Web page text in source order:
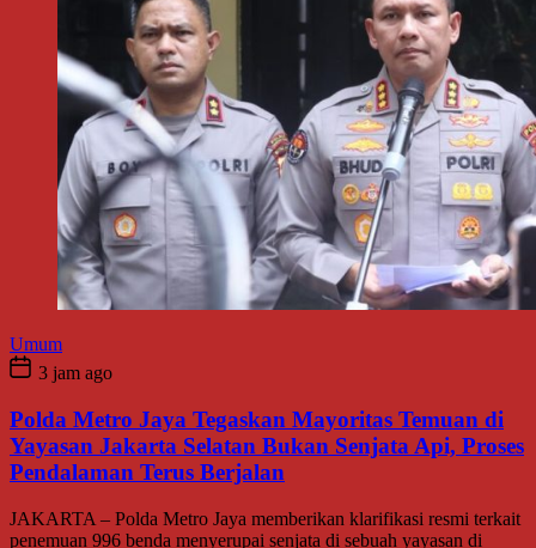
Umum
3 jam ago
Polda Metro Jaya Tegaskan Mayoritas Temuan di
Yayasan Jakarta Selatan Bukan Senjata Api, Proses
Pendalaman Terus Berjalan
JAKARTA – Polda Metro Jaya memberikan klarifikasi resmi terkait
penemuan 996 benda menyerupai senjata di sebuah yayasan di